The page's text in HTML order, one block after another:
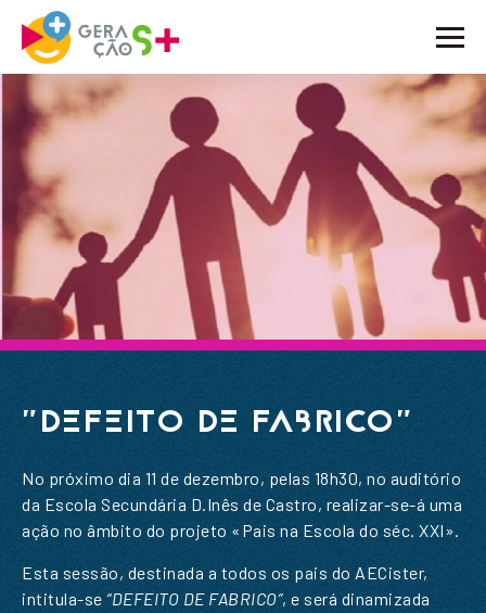
O PROJETO
ATIVIDADES
NOTÍCIAS
BLOG
EMBAIXADORES
PARCEIROS
CONTACTOS
"DEFEITO DE FABRICO"
No próximo dia 11 de dezembro, pelas 18h30, no auditório
da Escola Secundária D.Inês de Castro, realizar-se-á uma
ação no âmbito do projeto «Pais na Escola do séc. XXI».
Esta sessão, destinada a todos os pais do AECister,
intitula-se “DEFEITO DE FABRICO”, e será dinamizada